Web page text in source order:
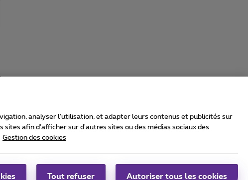
Carrier & Wholesale Solutions
Proximus Group
|
analyser l’utilisation, et adapter leurs contenus et publicités sur
afin d’afficher sur d'autres sites ou des médias sociaux des
Gestion des cookies
Tout refuser Autoriser tous les cookies